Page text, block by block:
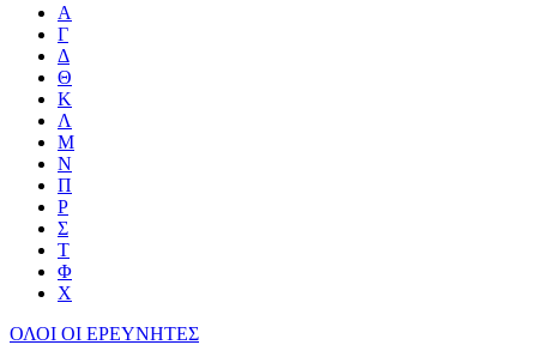
Α
Γ
Δ
Θ
Κ
Λ
Μ
Ν
Π
Ρ
Σ
Τ
Φ
Χ
ΟΛΟΙ ΟΙ ΕΡΕΥΝΗΤΕΣ